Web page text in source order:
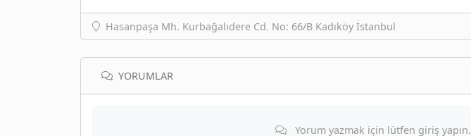
Hasanpaşa Mh. Kurbağalıdere Cd. No: 66/B Kadıköy İstanbul
YORUMLAR
Yorum yazmak için lütfen giriş yapın.